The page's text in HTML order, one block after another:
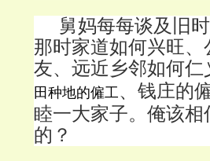
舅妈每每谈及旧
那时家道如何兴旺
友、远近乡邻如何仁
田种地的僱工、钱庄的
睦一大家子。俺该
的？